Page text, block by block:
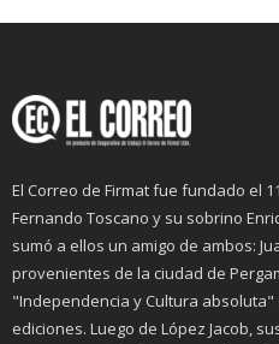
El Correo de Firmat fue fundado el
Fernando Toscano y su sobrino
sumó a ellos un amigo de ambos:
provenientes de la ciudad de
"Independencia y Cultura
ediciones. Luego de López Jacob,